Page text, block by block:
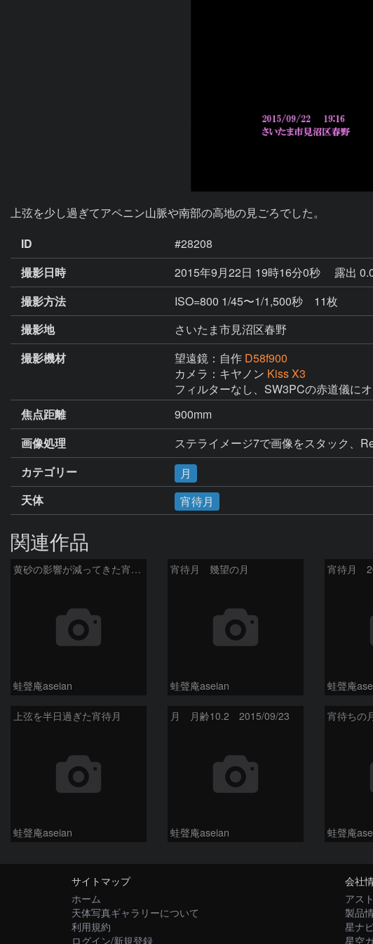
上弦を少し過ぎてアペニン山脈や南部の高地の見ごろでした。
ID
#28208
撮影日時
2015年9月22日 19時16分0秒
露出
撮影方法
ISO=800 1/45〜1/1,500秒 11枚
撮影地
さいたま市見沼区春野
撮影機材
望遠鏡：自作 D58f900
カメラ：キヤノン Kiss X3
フィルターなし、SW3PCの赤道儀に
焦点距離
900mm
画像処理
ステライメージ7で画像をスタック、
カテゴリー
月
天体
宵待月
関連作品
黄砂の影響が減ってきた宵待月
蛙聲庵aseian
宵待月 幾望の月
蛙聲庵aseian
宵待月
蛙聲庵
上弦を半日過ぎた宵待月
蛙聲庵aseian
月 月齢10.2 2015/09/23
蛙聲庵aseian
宵待ちの
蛙聲庵
サイトマップ
ホーム
天体写真ギャラリーについて
利用規約
ログイン/新規登録
会社
アス
製品
星ナ
星空